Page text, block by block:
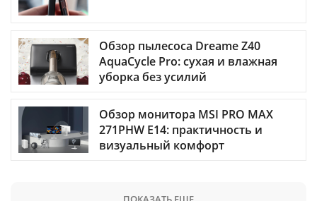
Обзор пылесоса Dreame Z40
AquaCycle Pro: сухая и влажная
уборка без усилий
Обзор монитора MSI PRO MAX
271PHW E14: практичность и
визуальный комфорт